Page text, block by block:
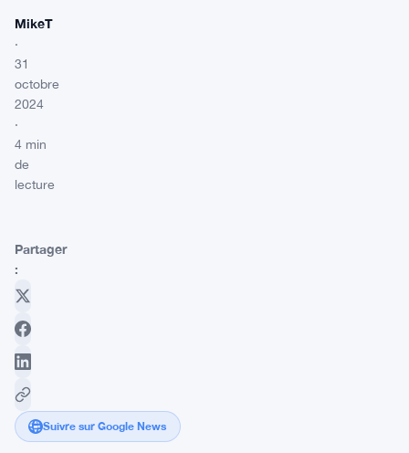
MikeT
·
31
octobre
2024
·
4 min
de
lecture
Partager
:
Suivre sur Google News